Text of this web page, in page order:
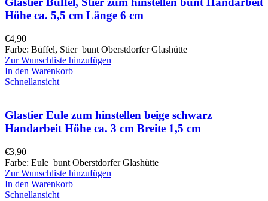
Höhe ca. 5,5 cm Länge 6 cm
€4,90
Farbe: Büffel, Stier bunt Oberstdorfer Glashütte
Zur Wunschliste hinzufügen
In den Warenkorb
Schnellansicht
Glastier Eule zum hinstellen beige schwarz
Handarbeit Höhe ca. 3 cm Breite 1,5 cm
€3,90
Farbe: Eule bunt Oberstdorfer Glashütte
Zur Wunschliste hinzufügen
In den Warenkorb
Schnellansicht